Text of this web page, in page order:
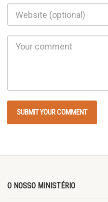
O NOSSO MINISTÉRIO